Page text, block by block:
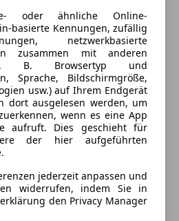
oder ähnliche Online-
basierte Kennungen, zufällig
netzwerkbasierte
zusammen mit anderen
B. Browsertyp und
Sprache, Bildschirmgröße,
usw.) auf Ihrem Endgerät
dort ausgelesen werden, um
wenn es eine App
aufruft. Dies geschieht für
der hier aufgeführten
jederzeit anpassen und
widerrufen, indem Sie in
den Privacy Manager